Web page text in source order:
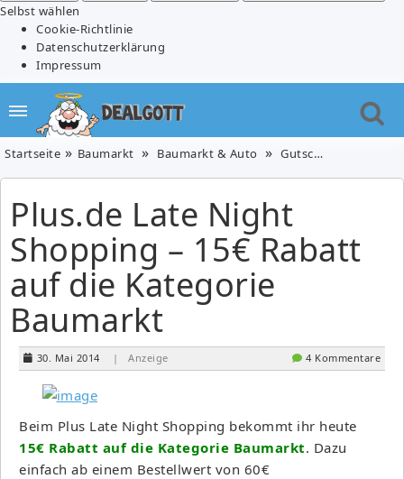
Selbst wählen
Cookie-Richtlinie
Datenschutzerklärung
Impressum
Startseite Baumarkt Baumarkt & Auto Gutschein
Plus.de Late Night
Shopping – 15€ Rabatt
auf die Kategorie
Baumarkt
30. Mai 2014 | Anzeige 4 Kommentare
Beim Plus Late Night Shopping bekommt ihr heute
15€ Rabatt auf die Kategorie Baumarkt. Dazu
einfach ab einem Bestellwert von 60€